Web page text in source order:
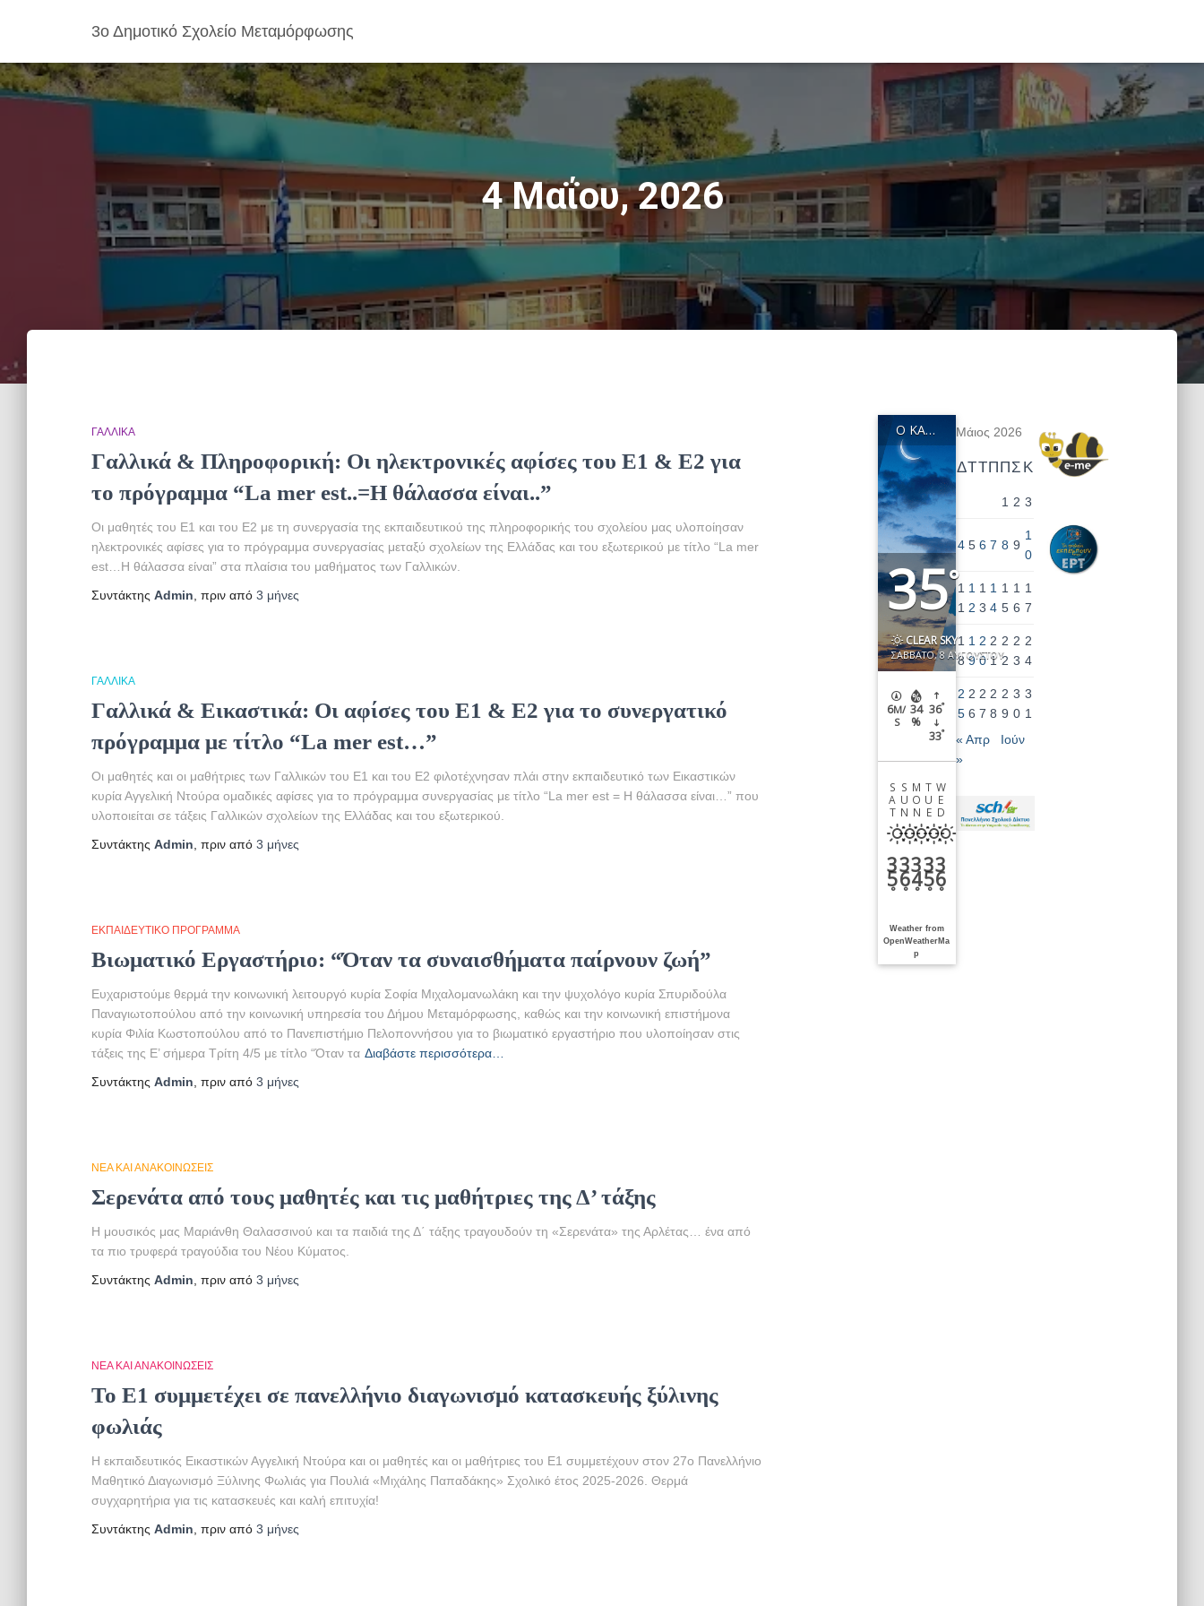
3ο Δημοτικό Σχολείο Μεταμόρφωσης
4 Μαΐου, 2026
ΓΑΛΛΙΚΆ
Γαλλικά & Πληροφορική: Οι ηλεκτρονικές αφίσες του Ε1 & Ε2 για
το πρόγραμμα “La mer est..=Η θάλασσα είναι..”
Οι μαθητές του Ε1 και του Ε2 με τη συνεργασία της εκπαιδευτικού της πληροφορικής του σχολείου μας υλοποίησαν
ηλεκτρονικές αφίσες για το πρόγραμμα συνεργασίας μεταξύ σχολείων της Ελλάδας και του εξωτερικού με τίτλο “La mer
est…Η θάλασσα είναι” στα πλαίσια του μαθήματος των Γαλλικών.
Συντάκτης Admin , πριν από 3 μήνες
ΓΑΛΛΙΚΆ
Γαλλικά & Εικαστικά: Οι αφίσες του Ε1 & Ε2 για το συνεργατικό
πρόγραμμα με τίτλο “La mer est…”
Οι μαθητές και οι μαθήτριες των Γαλλικών του Ε1 και του Ε2 φιλοτέχνησαν πλάι στην εκπαιδευτικό των Εικαστικών
κυρία Αγγελική Ντούρα ομαδικές αφίσες για το πρόγραμμα συνεργασίας με τίτλο “La mer est = Η θάλασσα είναι…” που
υλοποιείται σε τάξεις Γαλλικών σχολείων της Ελλάδας και του εξωτερικού.
Συντάκτης Admin , πριν από 3 μήνες
ΕΚΠΑΙΔΕΥΤΙΚΌ ΠΡΌΓΡΑΜΜΑ
Βιωματικό Εργαστήριο: “Όταν τα συναισθήματα παίρνουν ζωή”
Ευχαριστούμε θερμά την κοινωνική λειτουργό κυρία Σοφία Μιχαλομανωλάκη και την ψυχολόγο κυρία Σπυριδούλα
Παναγιωτοπούλου από την κοινωνική υπηρεσία του Δήμου Μεταμόρφωσης, καθώς και την κοινωνική επιστήμονα
κυρία Φιλία Κωστοπούλου από το Πανεπιστήμιο Πελοποννήσου για το βιωματικό εργαστήριο που υλοποίησαν στις
τάξεις της Ε’ σήμερα Τρίτη 4/5 με τίτλο “Όταν τα Διαβάστε περισσότερα…
Συντάκτης Admin , πριν από 3 μήνες
ΝΈΑ ΚΑΙ ΑΝΑΚΟΙΝΏΣΕΙΣ
Σερενάτα από τους μαθητές και τις μαθήτριες της Δ’ τάξης
Η μουσικός μας Μαριάνθη Θαλασσινού και τα παιδιά της Δ΄ τάξης τραγουδούν τη «Σερενάτα» της Αρλέτας… ένα από
τα πιο τρυφερά τραγούδια του Νέου Κύματος.
Συντάκτης Admin , πριν από 3 μήνες
ΝΈΑ ΚΑΙ ΑΝΑΚΟΙΝΏΣΕΙΣ
Το Ε1 συμμετέχει σε πανελλήνιο διαγωνισμό κατασκευής ξύλινης
φωλιάς
Η εκπαιδευτικός Εικαστικών Αγγελική Ντούρα και οι μαθητές και οι μαθήτριες του Ε1 συμμετέχουν στον 27ο Πανελλήνιο
Μαθητικό Διαγωνισμό Ξύλινης Φωλιάς για Πουλιά «Μιχάλης Παπαδάκης» Σχολικό έτος 2025-2026. Θερμά
συγχαρητήρια για τις κατασκευές και καλή επιτυχία!
Συντάκτης Admin , πριν από 3 μήνες
Ο ΚΑΙΡΌΣ ΣΤΗΝ ΠΕΡΙΟΧΉ ΜΑΣ
35°
CLEAR SKY
ΣΆΒΒΑΤΟ, 8 ΑΥΓΟΎΣΤΟΥ
6M/
S
34
%
36°
33°
S
A
T
3
5
°
S
U
N
3
6
°
M
O
N
3
4
°
T
U
E
3
5
°
W
E
D
3
6
°
Weather from
OpenWeatherMa
p
Μάιος 2026
ΔΤΤΠΠΣ Κ
1 2 3
4 5 6 7 8 9
1
0
1
1
1
2
1
3
1
4
1
5
1
6
1
7
1
8
1
9
2
0
2
1
2
2
2
3
2
4
2
5
2
6
2
7
2
8
2
9
3
0
3
1
« Απρ
Ιούν
»